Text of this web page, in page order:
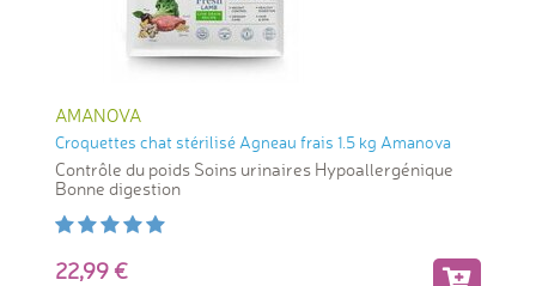
AMANOVA
Croquettes chat stérilisé Agneau frais 1.5 kg Amanova
Contrôle du poids Soins urinaires Hypoallergénique
Bonne digestion
22,99